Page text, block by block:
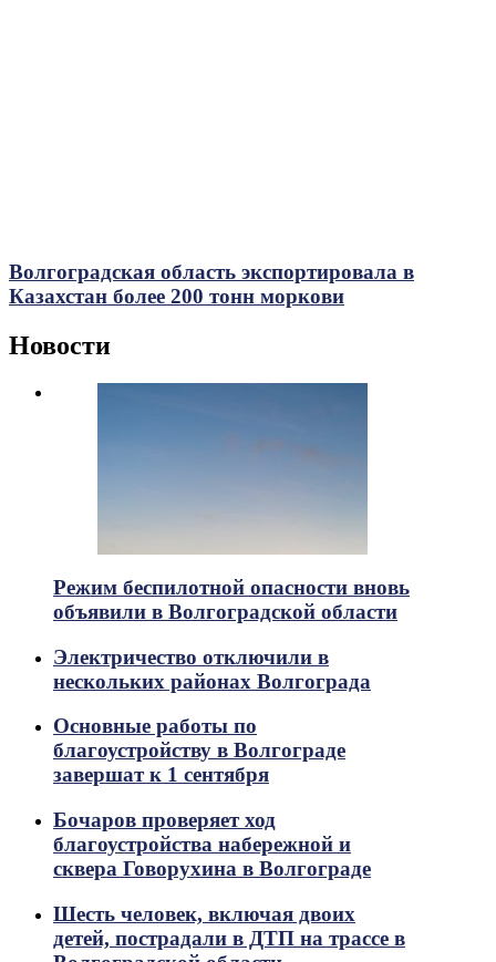
Волгоградская область экспортировала в
Казахстан более 200 тонн моркови
Новости
Режим беспилотной опасности вновь
объявили в Волгоградской области
Электричество отключили в
нескольких районах Волгограда
Основные работы по
благоустройству в Волгограде
завершат к 1 сентября
Бочаров проверяет ход
благоустройства набережной и
сквера Говорухина в Волгограде
Шесть человек, включая двоих
детей, пострадали в ДТП на трассе в